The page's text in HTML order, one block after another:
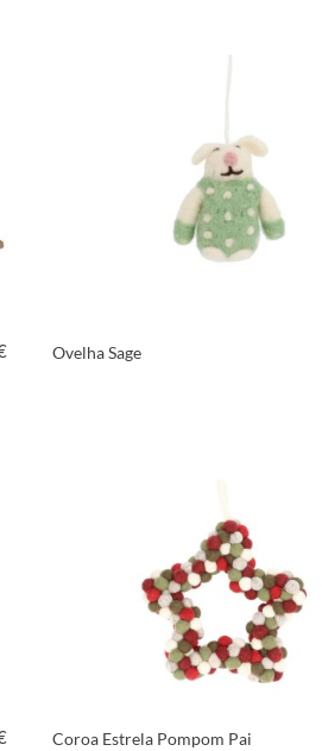
Ovelha Sage
Coroa Estrela Pompom Pai